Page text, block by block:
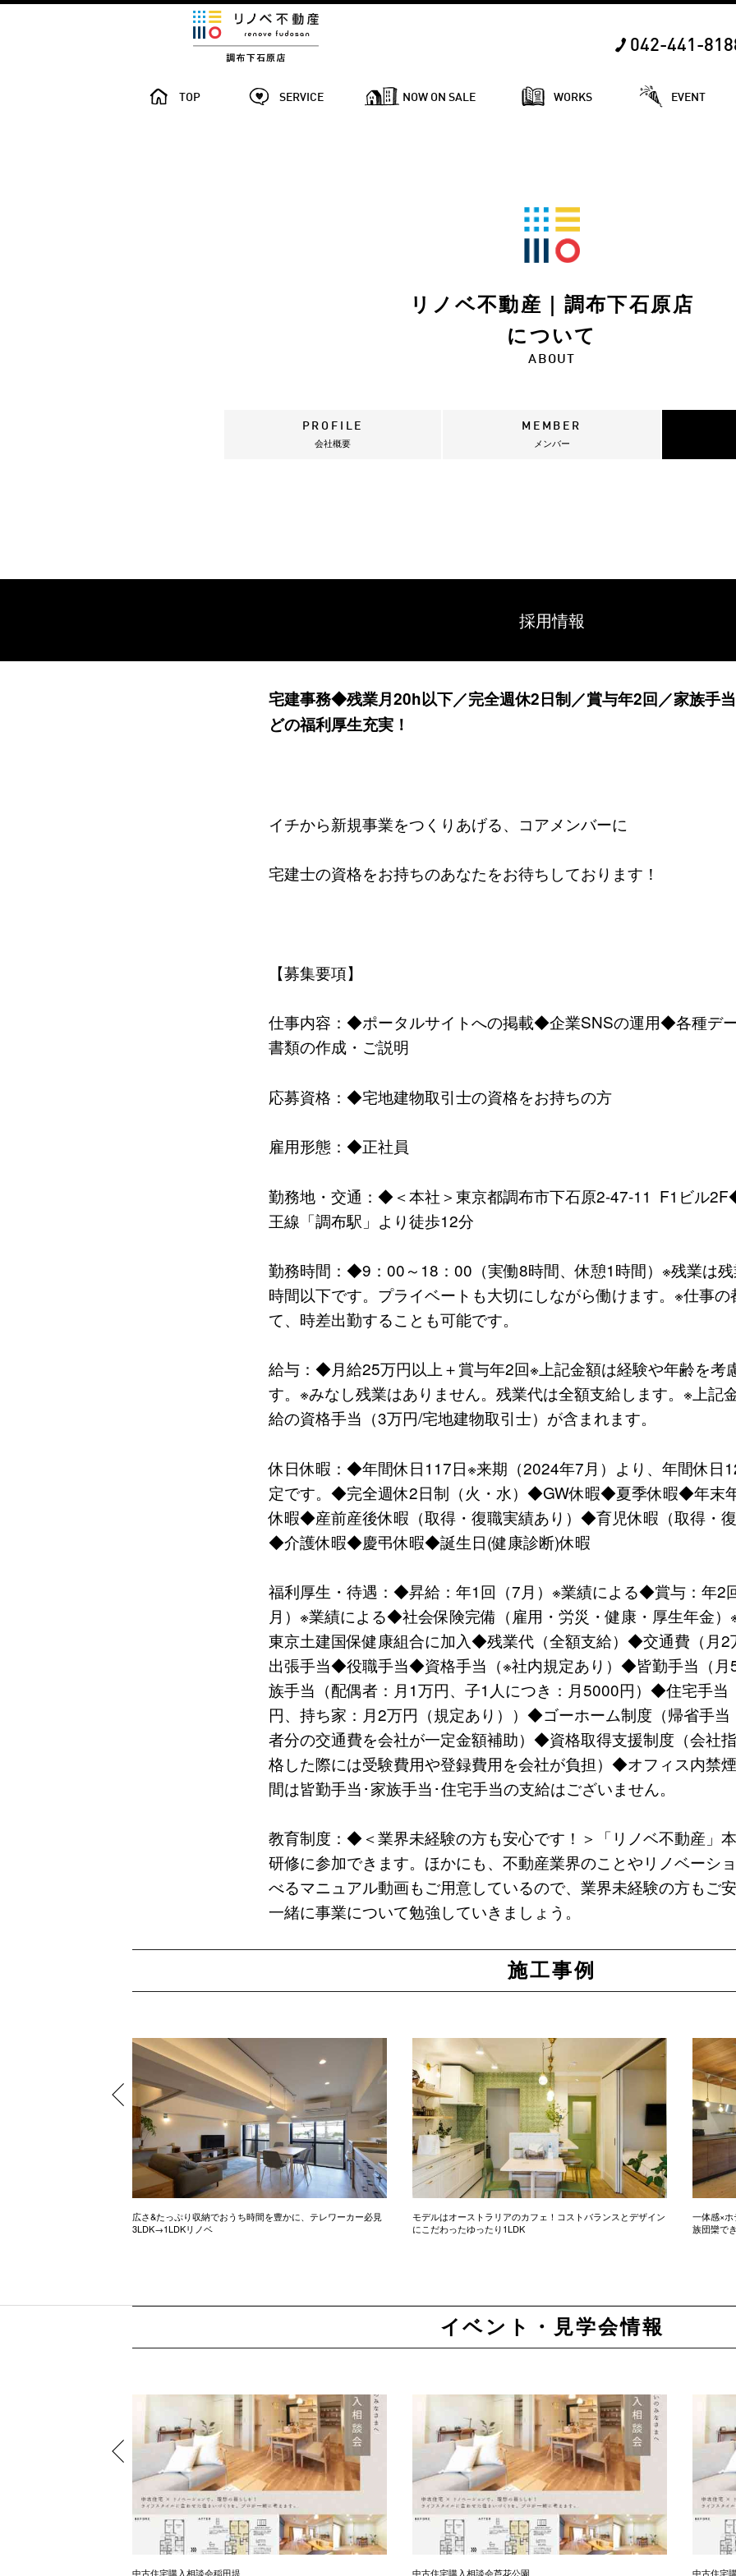
042-441-
TOP SERVICE NOW ON SALE WORKS EVENT
リノベ不動産｜調布下石原店
について
ABOUT
PROFILE
会社概要
MEMBER
メンバー
採用情報
宅建事務◆残業月20h以下／完全週休2日制／賞与年2回／家族手
どの福利厚生充実！
イチから新規事業をつくりあげる、コアメンバーに
宅建士の資格をお持ちのあなたをお待ちしております！
【募集要項】
仕事内容：◆ポータルサイトへの掲載◆企業SNSの運用◆各種デ
書類の作成・ご説明
応募資格：◆宅地建物取引士の資格をお持ちの方
雇用形態：◆正社員
勤務地・交通：◆＜本社＞東京都調布市下石原2-47-11 F1ビル
王線「調布駅」より徒歩12分
勤務時間：◆9：00～18：00（実働8時間、休憩1時間）※残業は
時間以下です。プライベートも大切にしながら働けます。※仕事
て、時差出勤することも可能です。
給与：◆月給25万円以上＋賞与年2回※上記金額は経験や年齢を考
す。※みなし残業はありません。残業代は全額支給します。※上記
給の資格手当（3万円/宅地建物取引士）が含まれます。
休日休暇：◆年間休日117日※来期（2024年7月）より、年間休日
定です。◆完全週休2日制（火・水）◆GW休暇◆夏季休暇◆年末
休暇◆産前産後休暇（取得・復職実績あり）◆育児休暇（取得・復
◆介護休暇◆慶弔休暇◆誕生日(健康診断)休暇
福利厚生・待遇：◆昇給：年1回（7月）※業績による◆賞与：年2
月）※業績による◆社会保険完備（雇用・労災・健康・厚生年金）※
東京土建国保健康組合に加入◆残業代（全額支給）◆交通費（月
出張手当◆役職手当◆資格手当（※社内規定あり）◆皆勤手当（
族手当（配偶者：月1万円、子1人につき：月5000円）◆住宅手当
円、持ち家：月2万円（規定あり））◆ゴーホーム制度（帰省手当
者分の交通費を会社が一定金額補助）◆資格取得支援制度（会社
格した際には受験費用や登録費用を会社が負担）◆オフィス内禁
間は皆勤手当･家族手当･住宅手当の支給はございません。
教育制度：◆＜業界未経験の方も安心です！＞「リノベ不動産」
研修に参加できます。ほかにも、不動産業界のことやリノベーシ
べるマニュアル動画もご用意しているので、業界未経験の方もご安
一緒に事業について勉強していきましょう。
施工事例
広さ&たっぷり収納でおうち時間を豊かに、テレワーカー必見
3LDK→1LDKリノベ
モデルはオーストラリアのカフェ！コストバランスとデザイン
にこだわったゆったり1LDK
一体感×
族団欒で
イベント・見学会情報
中古住宅購入相談会稲田堤 中古住宅購入相談会芦花公園 中古住宅